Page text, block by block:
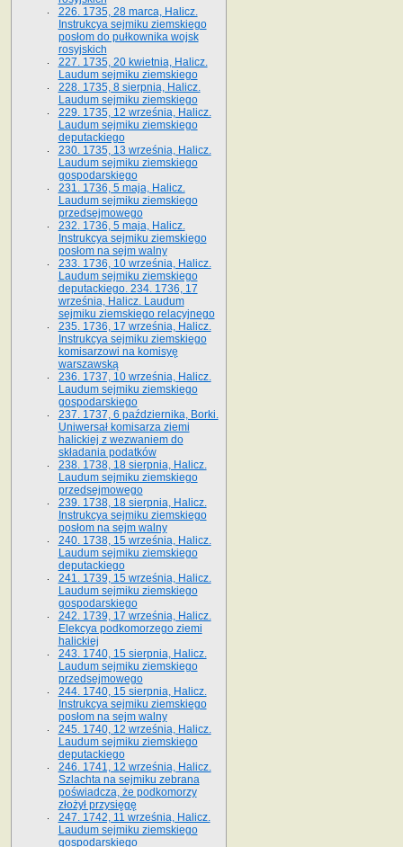
226. 1735, 28 marca, Halicz.
Instrukcya sejmiku ziemskiego
posłom do pułkownika wojsk
rosyjskich
227. 1735, 20 kwietnia, Halicz.
Laudum sejmiku ziemskiego
228. 1735, 8 sierpnia, Halicz.
Laudum sejmiku ziemskiego
229. 1735, 12 września, Halicz.
Laudum sejmiku ziemskiego
deputackiego
230. 1735, 13 września, Halicz.
Laudum sejmiku ziemskiego
gospodarskiego
231. 1736, 5 maja, Halicz.
Laudum sejmiku ziemskiego
przedsejmowego
232. 1736, 5 maja, Halicz.
Instrukcya sejmiku ziemskiego
posłom na sejm walny
233. 1736, 10 września, Halicz.
Laudum sejmiku ziemskiego
deputackiego. 234. 1736, 17
września, Halicz. Laudum
sejmiku ziemskiego relacyjnego
235. 1736, 17 września, Halicz.
Instrukcya sejmiku ziemskiego
komisarzowi na komisyę
warszawską
236. 1737, 10 września, Halicz.
Laudum sejmiku ziemskiego
gospodarskiego
237. 1737, 6 października, Borki.
Uniwersał komisarza ziemi
halickiej z wezwaniem do
składania podatków
238. 1738, 18 sierpnia, Halicz.
Laudum sejmiku ziemskiego
przedsejmowego
239. 1738, 18 sierpnia, Halicz.
Instrukcya sejmiku ziemskiego
posłom na sejm walny
240. 1738, 15 września, Halicz.
Laudum sejmiku ziemskiego
deputackiego
241. 1739, 15 września, Halicz.
Laudum sejmiku ziemskiego
gospodarskiego
242. 1739, 17 września, Halicz.
Elekcya podkomorzego ziemi
halickiej
243. 1740, 15 sierpnia, Halicz.
Laudum sejmiku ziemskiego
przedsejmowego
244. 1740, 15 sierpnia, Halicz.
Instrukcya sejmiku ziemskiego
posłom na sejm walny
245. 1740, 12 września, Halicz.
Laudum sejmiku ziemskiego
deputackiego
246. 1741, 12 września, Halicz.
Szlachta na sejmiku zebrana
poświadcza, że podkomorzy
złożył przysięgę
247. 1742, 11 września, Halicz.
Laudum sejmiku ziemskiego
gospodarskiego